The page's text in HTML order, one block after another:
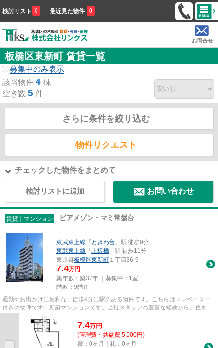
検討リスト 0 最近見た物件 0
お問合せ
板橋区東新町 賃貸一覧
募集中のみ表示
該当物件 4 棟
空き数 5 件
さらに条件を絞り込む
物件リクエスト
チェックした物件をまとめて
検討リストに追加 お問い合わせ
賃貸｜マンション ビアメゾン・マミ常盤台
東武東上線 「 ときわ台 」駅 徒歩9分
東武東上線 「 上板橋 」駅 徒歩11分
東京都板橋区東新町 １丁目36-9
7.4万円
築年数：築37年 ｜募集中： 1室
階数：9階建
通勤やお出かけに便利な、徒歩9分に駅のある物件です。こちらはエレベーター
付きの物件です。新築マンションです。当社スタッフの豊富な経験から、住まい
探しに関するお問い合わせを受...
7.4万円
(管理費・共益費 5,000円)
敷：0ヶ月｜礼：0ヶ月